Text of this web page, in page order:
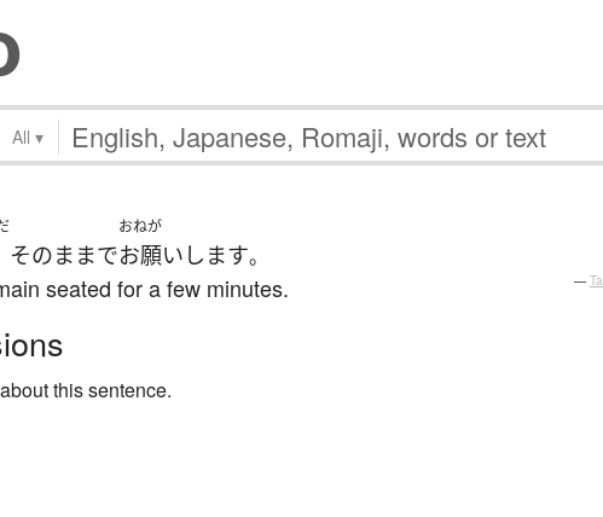
All ▾
そのままで
おねが
お願いします。
seated for a few minutes. —
this sentence.